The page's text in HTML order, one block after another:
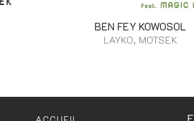
BEN FEY KOWOSOL
LAYKO, MOTSEK